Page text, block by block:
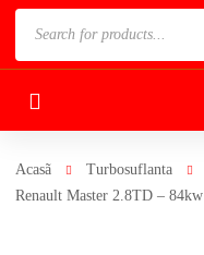
Acasã Turbosuflanta
Renault Master 2.8TD – 84kw